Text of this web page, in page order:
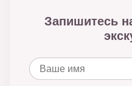
Запишитесь